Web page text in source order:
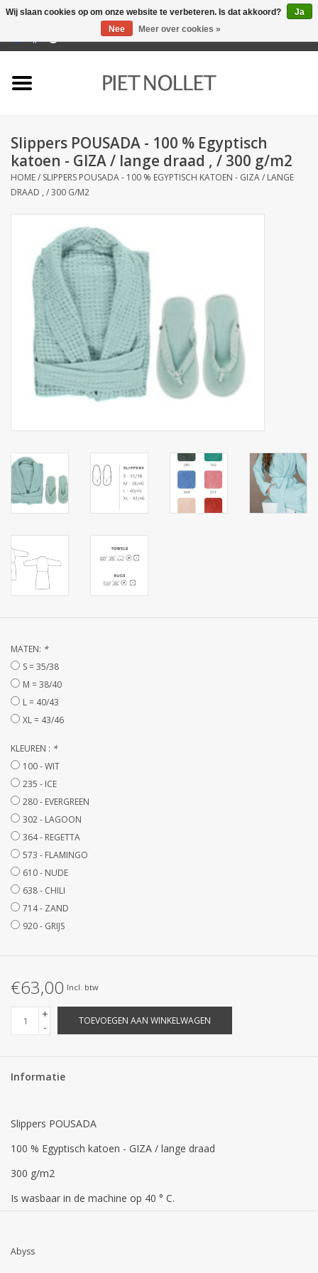
Badlinnen
Bedlinnen
Keukenlinnen
Sokken
Zakdoeken
Pullover
Huis en nacht kledij ( HEREN
Bag - tas
Stof per meter
STRANDLINNEN
MAATWERK
Jacht en Zeilboten ,
Huis en nacht kledij (
DAMES )
Merken
Slippers POUSADA - 100 % Egyptisch
katoen - GIZA / lange draad , / 300 g/m2
HOME/ SLIPPERS POUSADA - 100 % EGYPTISCH KATOEN - GIZA / LANGE
DRAAD , / 300 G/M2
MATEN: *
S = 35/38
M = 38/40
L = 40/43
XL = 43/46
KLEUREN : *
100 - WIT
235 - ICE
280 - EVERGREEN
302 - LAGOON
364 - REGETTA
573 - FLAMINGO
610 - NUDE
638 - CHILI
714 - ZAND
920 - GRIJS
€63,00 Incl. btw
+
-
TOEVOEGEN AAN WINKELWAGEN
Informatie
Slippers POUSADA
100 % Egyptisch katoen - GIZA / lange draad
300 g/m2
Is wasbaar in de machine op 40 ° C.
luxueus. en is verkrijgbaar in 1 KLEUR , die coördineren met de
Abyss
Wij slaan cookies op om onze website te verbeteren. Is dat akkoord?
Ja
Nee
Meer over cookies »